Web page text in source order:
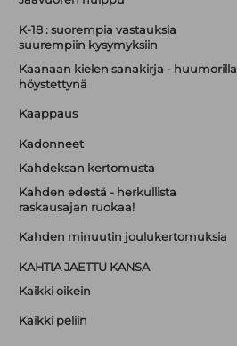
K-18 : suorempia vastauksia
suurempiin kysymyksiin
Kaanaan kielen sanakirja - huumorilla
höystettynä
Kaappaus
Kadonneet
Kahdeksan kertomusta
Kahden edestä - herkullista
raskausajan ruokaa!
Kahden minuutin joulukertomuksia
KAHTIA JAETTU KANSA
Kaikki oikein
Kaikki peliin